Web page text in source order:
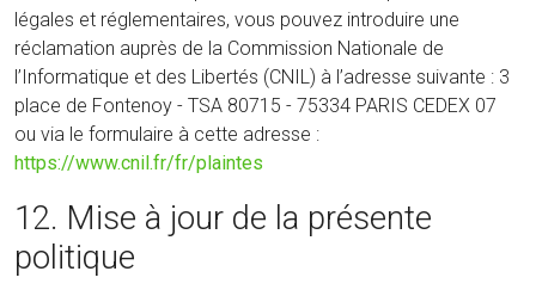
légales et réglementaires, vous pouvez introduire une
réclamation auprès de la Commission Nationale de
l’Informatique et des Libertés (CNIL) à l’adresse suivante : 3
place de Fontenoy - TSA 80715 - 75334 PARIS CEDEX 07
ou via le formulaire à cette adresse :
https://www.cnil.fr/fr/plaintes
12. Mise à jour de la présente
politique